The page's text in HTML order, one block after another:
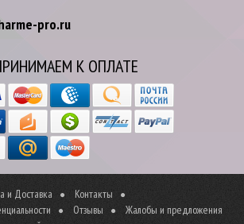
pro.ru
К ОПЛАТЕ
и Доставка
Контакты
Отзывы
Жалобы и предложения